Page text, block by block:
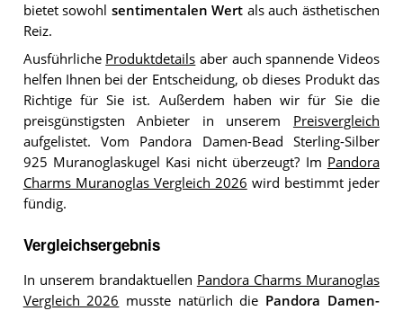
bietet sowohl sentimentalen Wert als auch ästhetischen
Reiz.
Ausführliche Produktdetails aber auch spannende Videos
helfen Ihnen bei der Entscheidung, ob dieses Produkt das
Richtige für Sie ist. Außerdem haben wir für Sie die
preisgünstigsten Anbieter in unserem Preisvergleich
aufgelistet. Vom Pandora Damen-Bead Sterling-Silber
925 Muranoglaskugel Kasi nicht überzeugt? Im Pandora
Charms Muranoglas Vergleich 2026 wird bestimmt jeder
fündig.
Vergleichsergebnis
In unserem brandaktuellen Pandora Charms Muranoglas
Vergleich 2026 musste natürlich die Pandora Damen-